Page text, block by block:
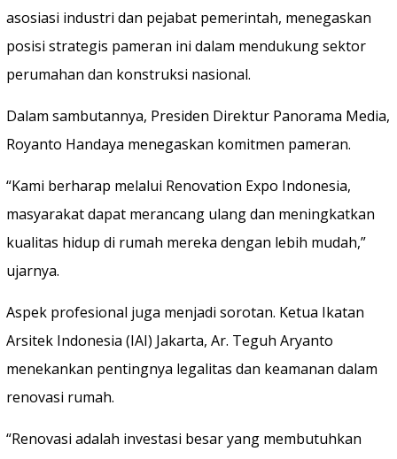
asosiasi industri dan pejabat pemerintah, menegaskan
posisi strategis pameran ini dalam mendukung sektor
perumahan dan konstruksi nasional.
Dalam sambutannya, Presiden Direktur Panorama Media,
Royanto Handaya menegaskan komitmen pameran.
“Kami berharap melalui Renovation Expo Indonesia,
masyarakat dapat merancang ulang dan meningkatkan
kualitas hidup di rumah mereka dengan lebih mudah,”
ujarnya.
Aspek profesional juga menjadi sorotan. Ketua Ikatan
Arsitek Indonesia (IAI) Jakarta, Ar. Teguh Aryanto
menekankan pentingnya legalitas dan keamanan dalam
renovasi rumah.
“Renovasi adalah investasi besar yang membutuhkan